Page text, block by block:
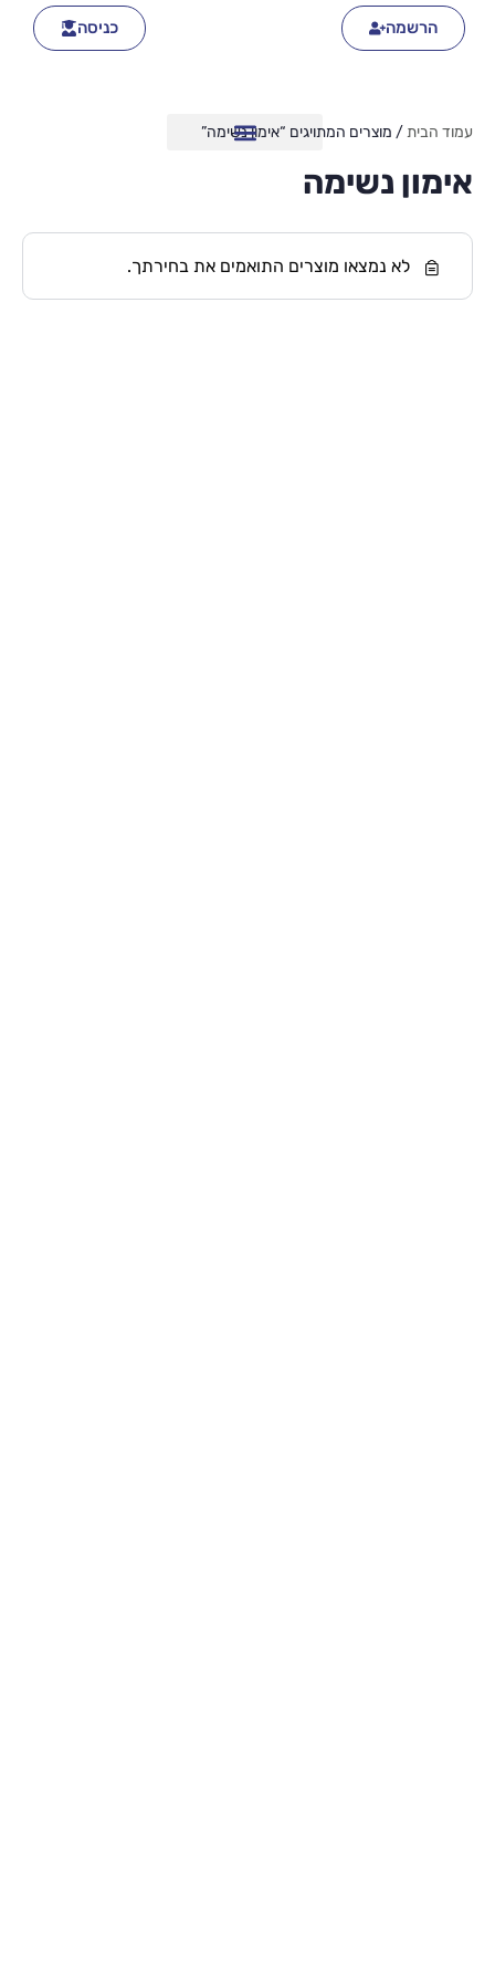
הרשמה כניסה
עמוד הבית/ מוצרים המתויגים “אימון נשימה”
אימון נשימה
לא נמצאו מוצרים התואמים את בחירתך.